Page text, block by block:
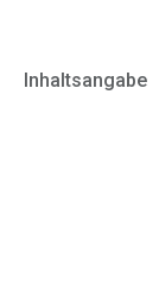
Inhaltsangabe